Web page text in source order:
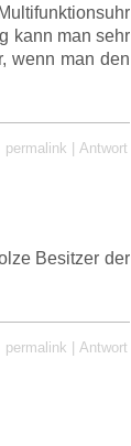
kann man sehr
wenn man den
permalink
Antwort
Besitzer der
permalink | Antwort